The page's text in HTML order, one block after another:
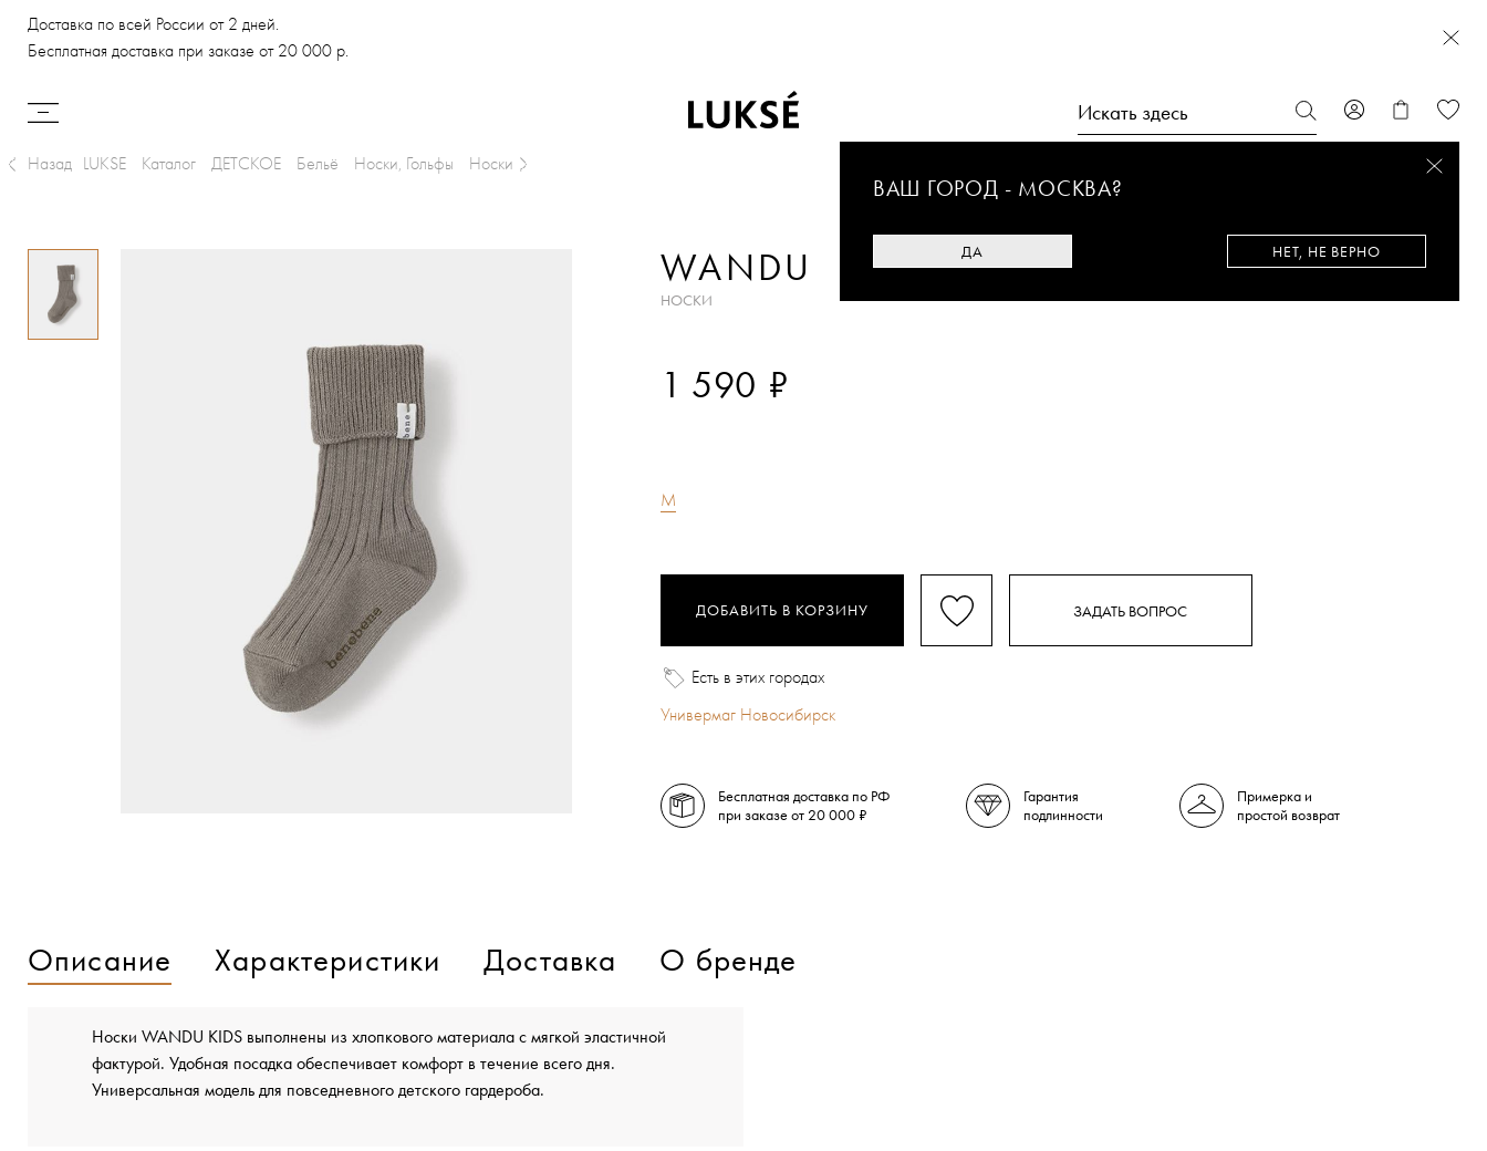
Доставка по всей России от 2 дней.
Бесплатная доставка при заказе от 20 000 р.
ВАШ ГОРОД - МОСКВА?
ДА НЕТ, НЕ ВЕРНО
Назад LUKSE Каталог ДЕТСКОЕ Бельё Носки, Гольфы Носки
WANDU
НОСКИ
1 590 ₽
M
ДОБАВИТЬ В КОРЗИНУ ЗАДАТЬ ВОПРОС
Есть в этих городах
Универмаг Новосибирск
Бесплатная доставка по РФ
при заказе от 20 000 ₽
Гарантия
подлинности
Примерка и
простой возврат
Описание Характеристики Доставка О бренде
Носки WANDU KIDS выполнены из хлопкового материала с мягкой эластичной
фактурой. Удобная посадка обеспечивает комфорт в течение всего дня.
Универсальная модель для повседневного детского гардероба.